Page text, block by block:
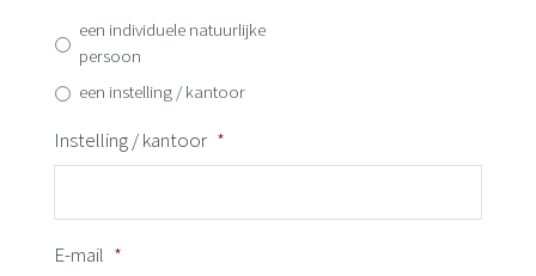
een individuele natuurlijke
persoon
een instelling / kantoor
Instelling / kantoor *
E-mail *